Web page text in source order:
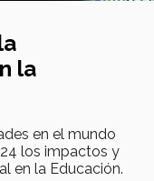
la
en el mundo
los impactos y
en la Educación.